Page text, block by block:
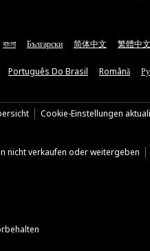
বাংলা Български 简体中文 繁體中文
Português Do Brasil Română
Cookie-Einstellungen
nicht verkaufen oder weitergeben